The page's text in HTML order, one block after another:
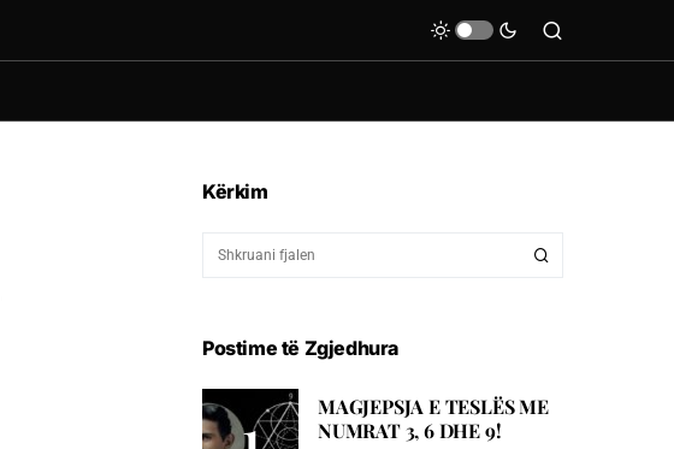
Kërkim
Postime të Zgjedhura
MAGJEPSJA E TESLËS ME
NUMRAT 3, 6 DHE 9!